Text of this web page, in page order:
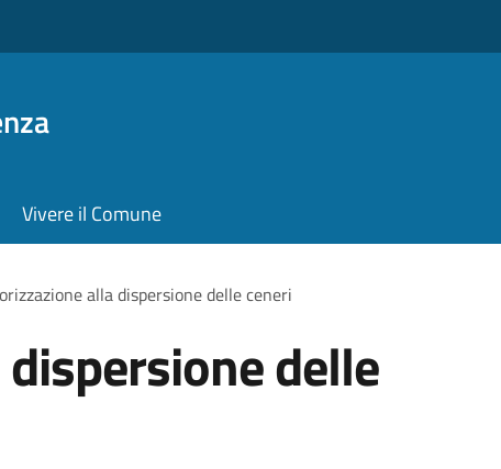
Vivere il Comune
alla dispersione delle ceneri
delle